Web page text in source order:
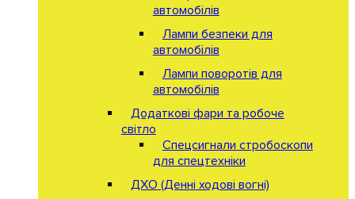
автомобілів
Лампи безпеки для
автомобілів
Лампи поворотів для
автомобілів
Додаткові фари та робоче
світло
Спецсигнали стробоскопи
для спецтехніки
ДХО (Денні ходові вогні)